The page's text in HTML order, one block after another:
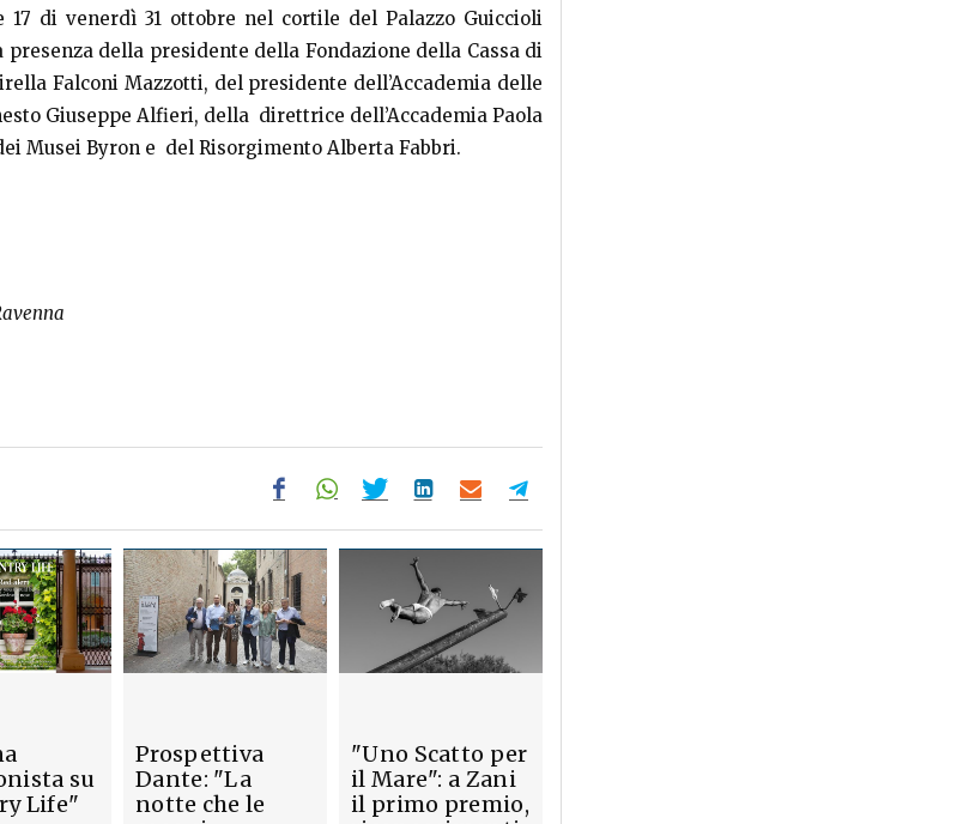
17 di venerdì 31 ottobre nel cortile del Palazzo Guiccioli
della presidente della Fondazione della Cassa di
Falconi Mazzotti, del presidente dell’Accademia delle
Giuseppe Alfieri, della direttrice dell’Accademia Paola
Musei Byron e del Risorgimento Alberta Fabbri.
su
Life"
Prospettiva
Dante: "La
notte che le
"Uno Scatto per
il Mare": a Zani
il primo premio,